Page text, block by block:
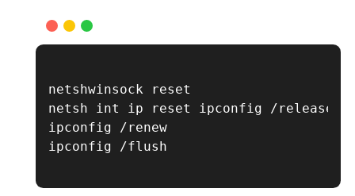
netshwinsock reset
netsh int ip reset ipconfig /release
ipconfig /renew
ipconfig /flush